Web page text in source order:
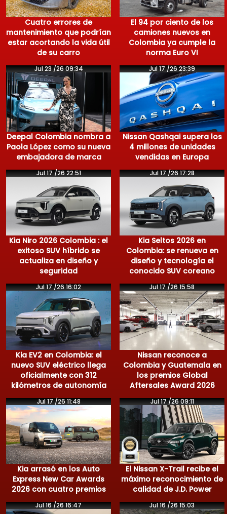
Cuatro errores de
mantenimiento que podrían
estar acortando la vida útil
de su carro
El 94 por ciento de los
camiones nuevos en
Colombia ya cumple la
norma Euro VI
Jul 23 /26 09:34
Deepal Colombia nombra a
Paola López como su nueva
embajadora de marca
Jul 17 /26 23:39
Nissan Qashqai supera los
4 millones de unidades
vendidas en Europa
Jul 17 /26 22:51
Kia Niro 2026 Colombia : el
exitoso SUV híbrido se
actualiza en diseño y
seguridad
Jul 17 /26 17:28
Kia Seltos 2026 en
Colombia: se renueva en
diseño y tecnología el
conocido SUV coreano
Jul 17 /26 16:02
Kia EV2 en Colombia: el
nuevo SUV eléctrico llega
oficialmente con 312
kilómetros de autonomía
Jul 17 /26 15:58
Nissan reconoce a
Colombia y Guatemala en
los premios Global
Aftersales Award 2026
Jul 17 /26 11:48
Kia arrasó en los Auto
Express New Car Awards
2026 con cuatro premios
Jul 17 /26 09:11
El Nissan X-Trail recibe el
máximo reconocimiento de
calidad de J.D. Power
Jul 16 /26 16:47 Jul 16 /26 15:03